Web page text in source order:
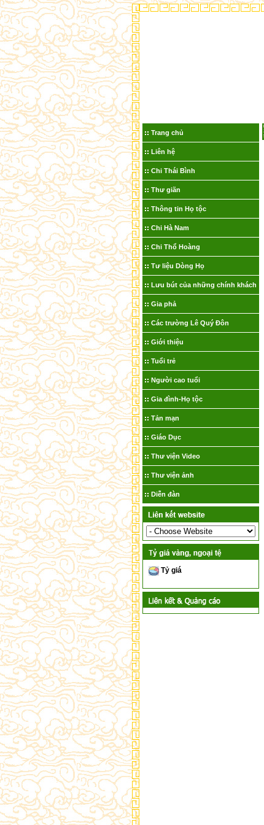
Trang chủ
Liên hệ
Chi Thái Bình
Thư giãn
Thông tin Họ tộc
Chi Hà Nam
Chi Thổ Hoàng
Tư liệu Dòng Họ
Lưu bút của những chính khách
Gia phả
Các trường Lê Quý Đôn
Giới thiệu
Tuổi trẻ
Người cao tuổi
Gia đình-Họ tộc
Tản mạn
Giáo Dục
Thư viện Video
Thư viện ảnh
Diễn đàn
Tỷ giá